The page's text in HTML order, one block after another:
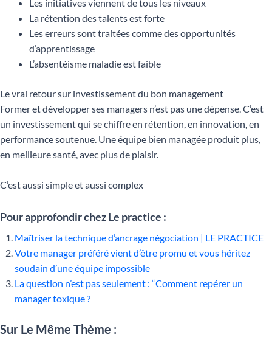
Les initiatives viennent de tous les niveaux
La rétention des talents est forte
Les erreurs sont traitées comme des opportunités
d’apprentissage
L’absentéisme maladie est faible
Le vrai retour sur investissement du bon management
Former et développer ses managers n’est pas une dépense. C’est
un investissement qui se chiffre en rétention, en innovation, en
performance soutenue. Une équipe bien managée produit plus,
en meilleure santé, avec plus de plaisir.
C’est aussi simple et aussi complex
Pour approfondir chez Le practice :
Maîtriser la technique d’ancrage négociation | LE PRACTICE
Votre manager préféré vient d’être promu et vous héritez
soudain d’une équipe impossible
La question n’est pas seulement : “Comment repérer un
manager toxique ?
Sur Le Même Thème :